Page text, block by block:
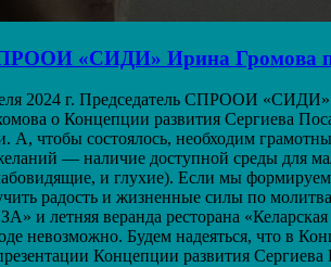
«СИДИ» Ирина Громова
2024 г. Председатель СПРООИ «СИДИ»
о Концепции развития Сергиева
А, чтобы состоялось, необходим
— наличие доступной среды для
и глухие). Если мы
радость и жизненные силы по
и летняя веранда ресторана
невозможно. Будем надеяться, что в
Концепции развития